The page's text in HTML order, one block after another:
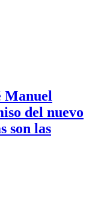
Manuel
del nuevo
son las